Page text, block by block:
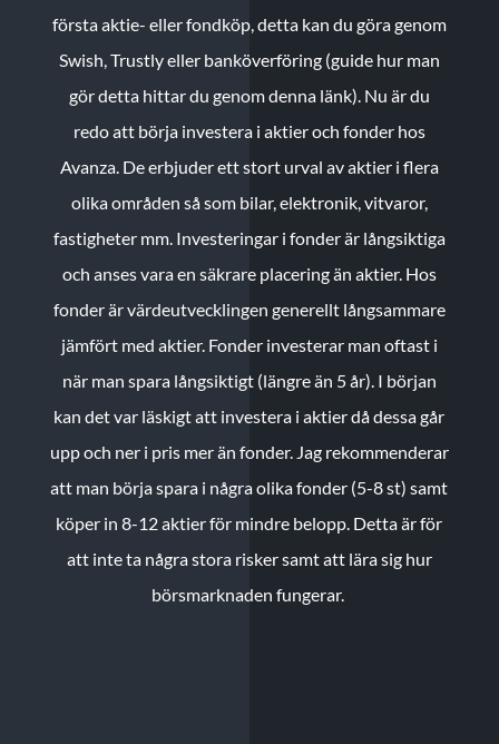
första aktie- eller fondköp, detta kan du göra genom
Swish, Trustly eller banköverföring (guide hur man
gör detta hittar du genom denna länk). Nu är du
redo att börja investera i aktier och fonder hos
Avanza. De erbjuder ett stort urval av aktier i flera
olika områden så som bilar, elektronik, vitvaror,
fastigheter mm. Investeringar i fonder är långsiktiga
och anses vara en säkrare placering än aktier. Hos
fonder är värdeutvecklingen generellt långsammare
jämfört med aktier. Fonder investerar man oftast i
när man spara långsiktigt (längre än 5 år). I början
kan det var läskigt att investera i aktier då dessa går
upp och ner i pris mer än fonder. Jag rekommenderar
att man börja spara i några olika fonder (5-8 st) samt
köper in 8-12 aktier för mindre belopp. Detta är för
att inte ta några stora risker samt att lära sig hur
börsmarknaden fungerar.